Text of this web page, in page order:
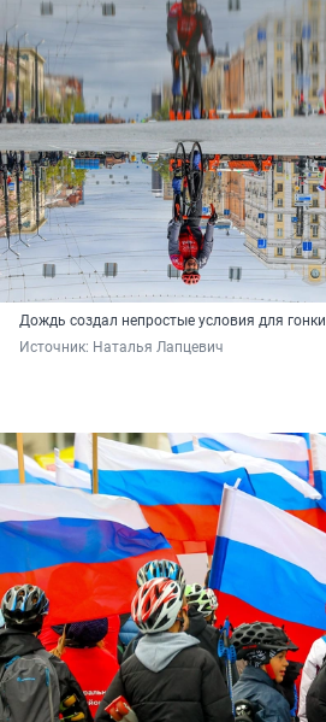
Дождь создал непростые условия для гонки
Источник: Наталья Лапцевич